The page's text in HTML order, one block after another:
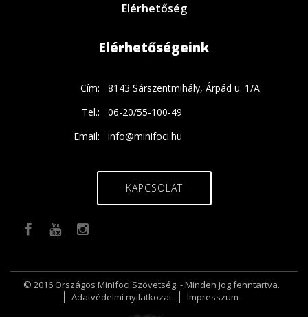
Elérhetőség
Elérhetőségeink
Cím:
8143 Sárszentmihály, Árpád u. 1/A
Tel.:
06-20/55-100-49
Email:
info@minifoci.hu
KAPCSOLAT
© 2016 Országos Minifoci Szövetség. - Minden jog fenntartva.
Adatvédelmi nyilatkozat
Impresszum